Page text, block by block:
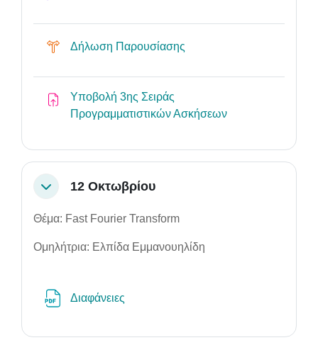
Δήλωση Παρουσίασης
Υποβολή 3ης Σειράς
Προγραμματιστικών ΑσκήσεωνΑνάθεση
Σύμπτυξη12 Οκτωβρίου
Θέμα: Fast Fourier Transform
Ομηλήτρια: Ελπίδα Εμμανουηλίδη
Διαφάνειες